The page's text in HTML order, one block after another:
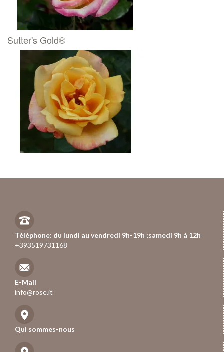
Sutter's Gold®
Téléphone: du lundi au vendredi 9h-19h ;samedi 9h à 12h
+393519731168
E-Mail
info@rose.it
Qui sommes-nous